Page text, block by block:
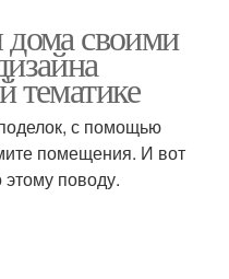
дома своими
тематике
с помощью
помещения. И вот
поводу.